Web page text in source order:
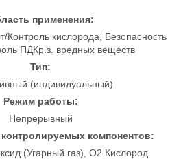
применения:
Контроль кислорода, Безопасность
ПДКр.з. вредных веществ
Тип:
(индивидуальный)
Режим работы:
Непрерывный
компонентов:
(Угарный газ), O2 Кислород